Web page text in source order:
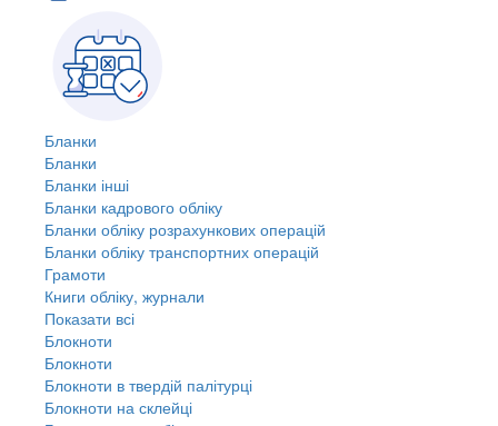
Бланки
Бланки
Бланки інші
Бланки кадрового обліку
Бланки обліку розрахункових операцій
Бланки обліку транспортних операцій
Грамоти
Книги обліку, журнали
Показати всі
Блокноти
Блокноти
Блокноти в твердій палітурці
Блокноти на склейці